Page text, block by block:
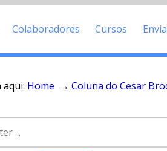
Colaboradores Cursos
aqui: Home → Coluna do Cesar